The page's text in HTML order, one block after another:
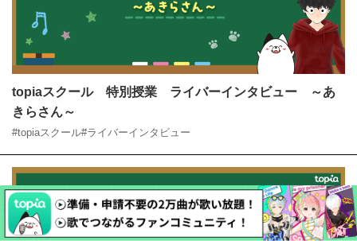
topiaスクール 特別授業 ライバーインタビュー ～あ
きらさん～
#topiaスクール#ライバーインタビュー